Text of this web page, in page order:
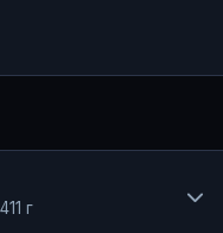
11 г